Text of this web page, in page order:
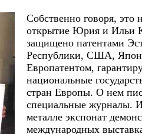
Собственно говоря, это
открытие Юрия и
защищено патентами
Республики, США,
Европатентом,
национальные
стран Европы. О нем
специальные журналы.
металле экспонат
международных